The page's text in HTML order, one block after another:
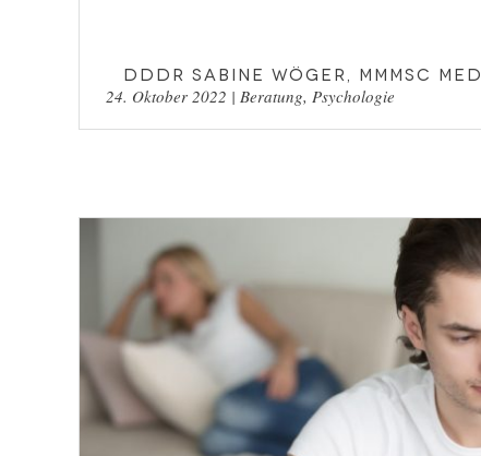
DDDr Sabine Wöger, MMMSc MEd
24. Oktober 2022 | Beratung, Psychologie